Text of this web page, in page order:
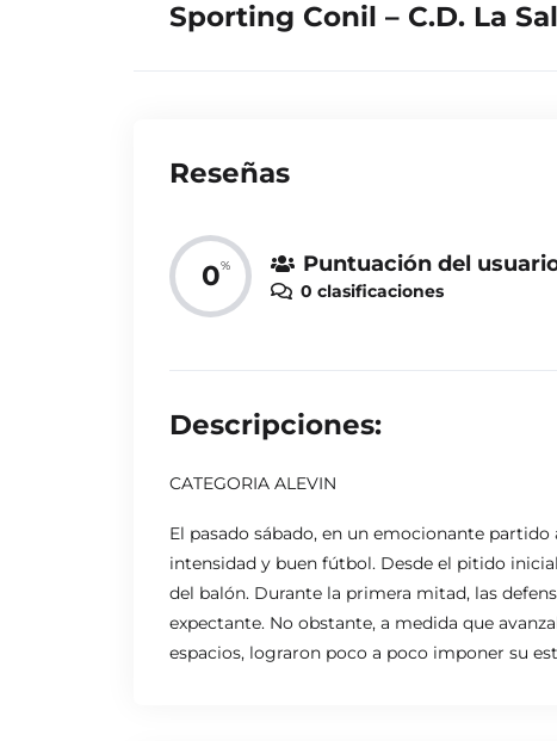
Sporting Conil – C.D. La
Reseñas
0% Puntuación del
0 clasificaciones
Descripciones:
CATEGORIA ALEVIN
El pasado sábado, en un emocionante
intensidad y buen fútbol. Desde el pitido
del balón. Durante la primera mitad, las
expectante. No obstante, a medida que
espacios, lograron poco a poco imponer su